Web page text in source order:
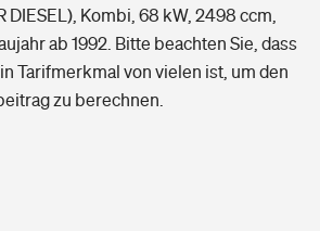
DIESEL), Kombi, 68 kW, 2498 ccm,
ab 1992. Bitte beachten Sie, dass
Tarifmerkmal von vielen ist, um den
zu berechnen.